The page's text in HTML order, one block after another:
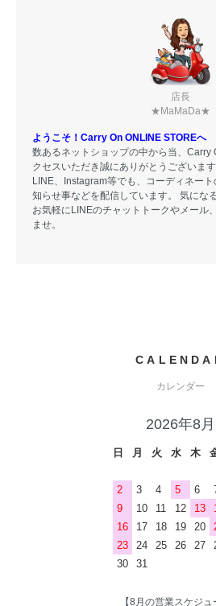
店長
★MaMaDa★
ようこそ！Carry On ONLINE STOREへ
数あるネットショップの中から当、Carry
クセスいただき誠にありがとうございま
LINE、Instagram等でも、コーディネー
知らせ事などを配信しています。 気にな
お気軽にLINEのチャットトークやメール
ませ。
カレンダー
2026年8月
日 月 火 水 木
2
3 4 5 6
9
10 11 12 13
16
17 18 19 20
23
24 25 26 27
30
31
【8月の営業スケジュ